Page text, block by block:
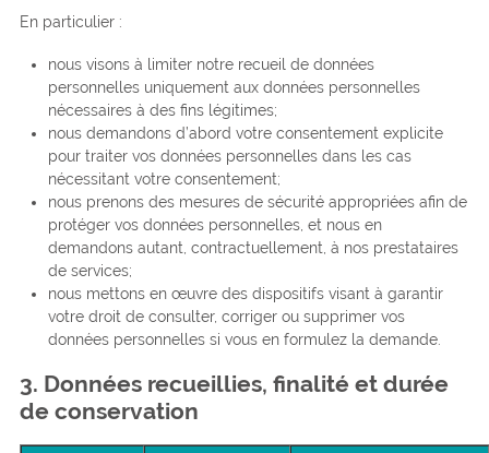
En particulier :
nous visons à limiter notre recueil de données
personnelles uniquement aux données personnelles
nécessaires à des fins légitimes;
nous demandons d’abord votre consentement explicite
pour traiter vos données personnelles dans les cas
nécessitant votre consentement;
nous prenons des mesures de sécurité appropriées afin de
protéger vos données personnelles, et nous en
demandons autant, contractuellement, à nos prestataires
de services;
nous mettons en œuvre des dispositifs visant à garantir
votre droit de consulter, corriger ou supprimer vos
données personnelles si vous en formulez la demande.
3. Données recueillies, finalité et durée
de conservation